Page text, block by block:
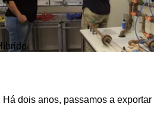
dois anos, passamos a